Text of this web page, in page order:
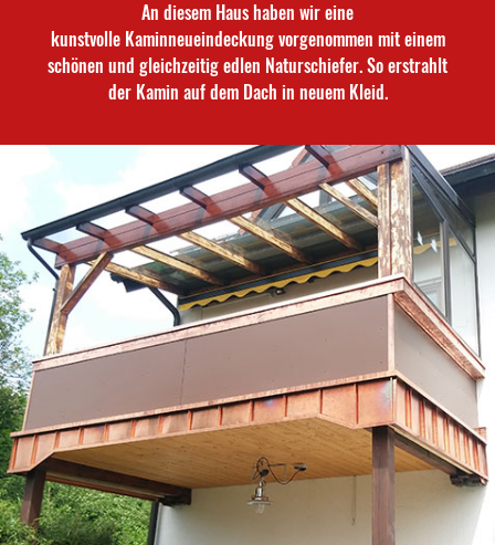
An diesem Haus haben wir eine
kunstvolle Kaminneueindeckung vorgenommen mit einem
schönen und gleichzeitig edlen Naturschiefer. So erstrahlt
der Kamin auf dem Dach in neuem Kleid.